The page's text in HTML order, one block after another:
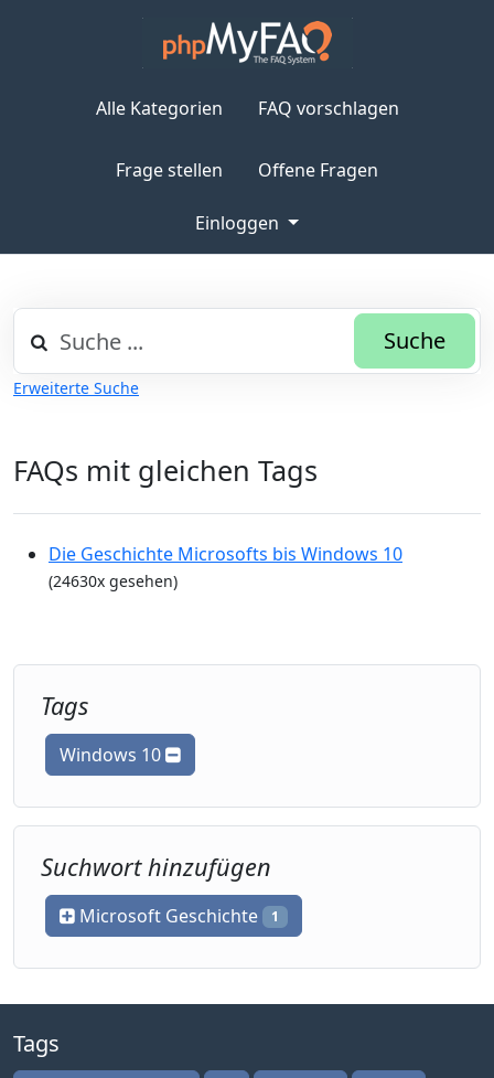
Alle Kategorien FAQ vorschlagen
Frage stellen Offene Fragen
Einloggen
Suche
Erweiterte Suche
FAQs mit gleichen Tags
Die Geschichte Microsofts bis Windows 10
(24630x gesehen)
Tags
Windows 10
Suchwort hinzufügen
Microsoft Geschichte 1
Tags